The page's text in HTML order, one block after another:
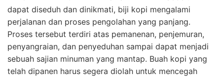
dapat diseduh dan dinikmati, biji kopi mengalami
perjalanan dan proses pengolahan yang panjang.
Proses tersebut terdiri atas pemanenan, penjemuran,
penyangraian, dan penyeduhan sampai dapat menjadi
sebuah sajian minuman yang mantap. Buah kopi yang
telah dipanen harus segera diolah untuk mencegah